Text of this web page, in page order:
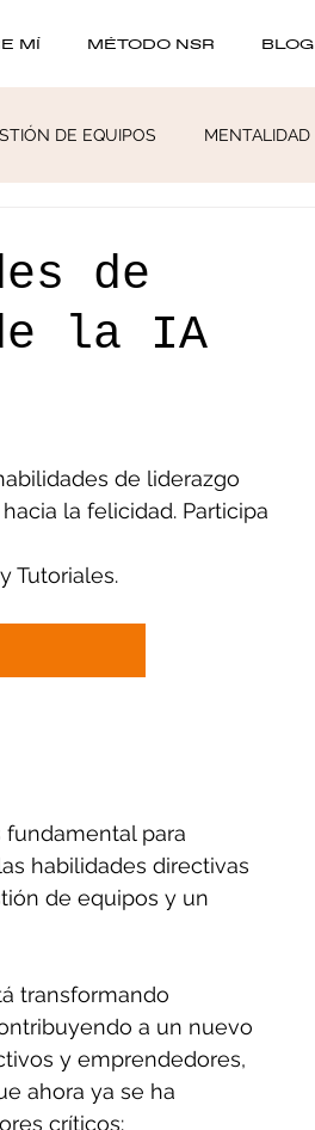
MÍ MÉTODO NSR BLOG
DE EQUIPOS MENTALIDAD
de
la IA
de liderazgo
la felicidad. Participa
Tutoriales.
para
habilidades directivas
de equipos y un
transformando
a un nuevo
y emprendedores,
ahora ya se ha
críticos: